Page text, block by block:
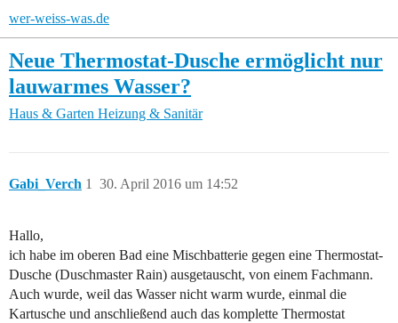
wer-weiss-was.de
Neue Thermostat-Dusche ermöglicht nur
lauwarmes Wasser?
Haus & Garten Heizung & Sanitär
Gabi_Verch 30. April 2016 um 14:52
1
Hallo,
ich habe im oberen Bad eine Mischbatterie gegen eine Thermostat-
Dusche (Duschmaster Rain) ausgetauscht, von einem Fachmann.
Auch wurde, weil das Wasser nicht warm wurde, einmal die
Kartusche und anschließend auch das komplette Thermostat